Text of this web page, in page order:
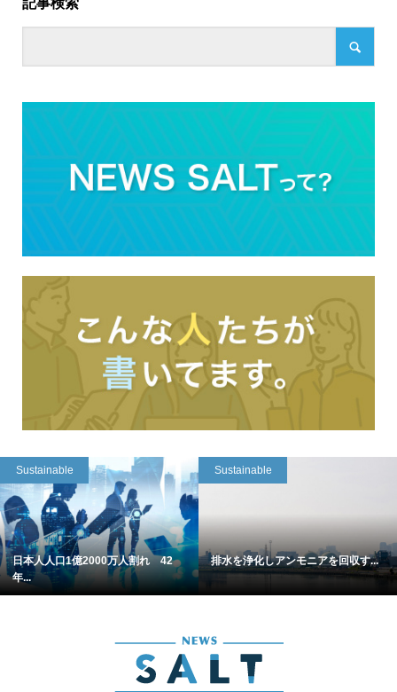
Sustainable
日本人人口1億2000万人割れ 42
年...
Sustainable
排水を浄化しアンモニアを回収す...